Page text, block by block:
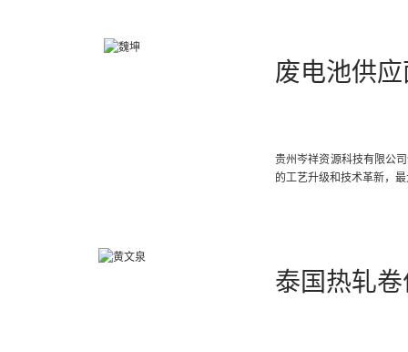
废电池供
贵州岑祥资源科技有限公
的工艺升级和技术革新，
泰国热轧